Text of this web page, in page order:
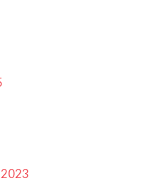
2023